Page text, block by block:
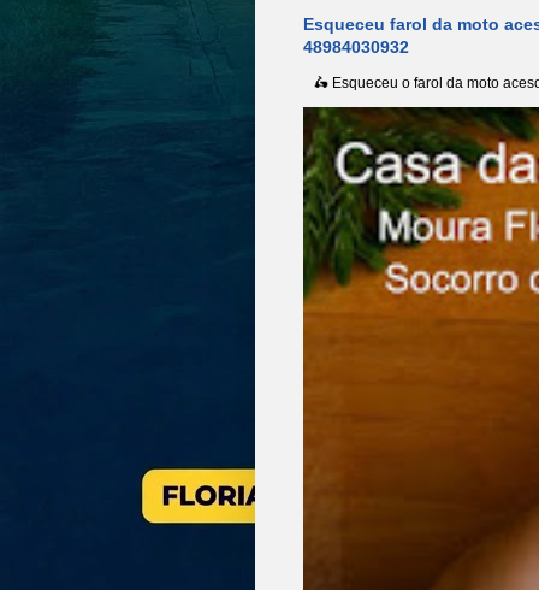
Esqueceu farol da moto
48984030932
🛵 Esqueceu o farol da moto